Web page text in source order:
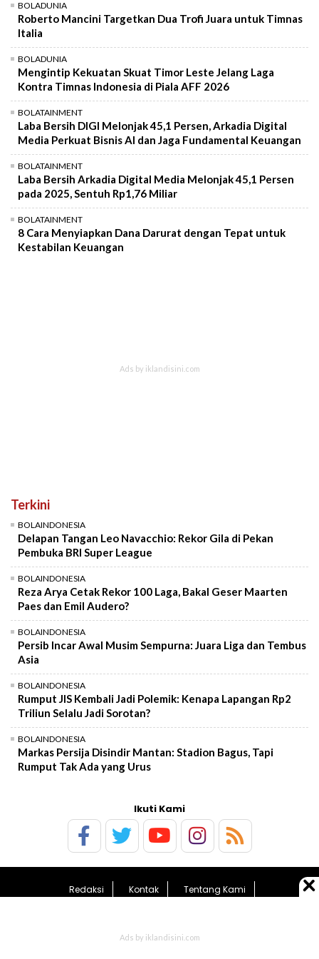
BOLADUNIA
Roberto Mancini Targetkan Dua Trofi Juara untuk Timnas
Italia
BOLADUNIA
Mengintip Kekuatan Skuat Timor Leste Jelang Laga
Kontra Timnas Indonesia di Piala AFF 2026
BOLATAINMENT
Laba Bersih DIGI Melonjak 45,1 Persen, Arkadia Digital
Media Perkuat Bisnis AI dan Jaga Fundamental Keuangan
BOLATAINMENT
Laba Bersih Arkadia Digital Media Melonjak 45,1 Persen
pada 2025, Sentuh Rp1,76 Miliar
BOLATAINMENT
8 Cara Menyiapkan Dana Darurat dengan Tepat untuk
Kestabilan Keuangan
Terkini
BOLAINDONESIA
Delapan Tangan Leo Navacchio: Rekor Gila di Pekan
Pembuka BRI Super League
BOLAINDONESIA
Reza Arya Cetak Rekor 100 Laga, Bakal Geser Maarten
Paes dan Emil Audero?
BOLAINDONESIA
Persib Incar Awal Musim Sempurna: Juara Liga dan Tembus
Asia
BOLAINDONESIA
Rumput JIS Kembali Jadi Polemik: Kenapa Lapangan Rp2
Triliun Selalu Jadi Sorotan?
BOLAINDONESIA
Markas Persija Disindir Mantan: Stadion Bagus, Tapi
Rumput Tak Ada yang Urus
Ikuti Kami
Redaksi Kontak
Tentang Kami